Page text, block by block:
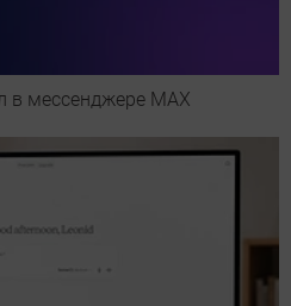
в мессенджере МАХ